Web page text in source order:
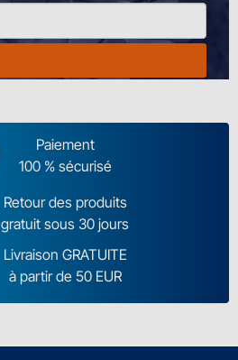
Paiement
100 % sécurisé
Retour des produits
gratuit sous 30 jours
Livraison GRATUITE
à partir de 50 EUR